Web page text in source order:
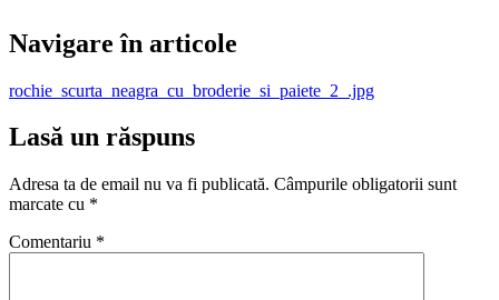
Navigare în articole
rochie_scurta_neagra_cu_broderie_si_paiete_2_.jpg
Lasă un răspuns
Adresa ta de email nu va fi publicată. Câmpurile obligatorii sunt
marcate cu *
Comentariu *